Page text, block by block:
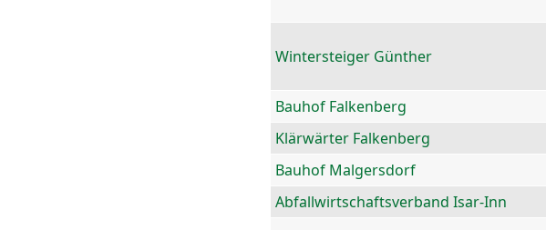
Wintersteiger Günther
Bauhof Falkenberg
Klärwärter Falkenberg
Bauhof Malgersdorf
Abfallwirtschaftsverband Isar-Inn